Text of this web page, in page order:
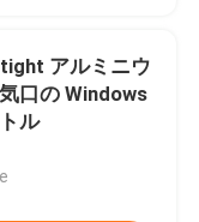
アルミニウ
口の Windows
ル